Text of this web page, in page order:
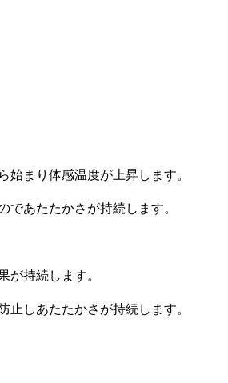
まり体感温度が上昇します。
あたたかさが持続します。
が持続します。
しあたたかさが持続します。